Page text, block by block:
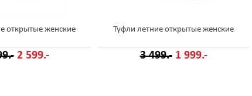
открытые женские
2 599.-
Туфли летние открытые женские
3 499.- 1 999.-